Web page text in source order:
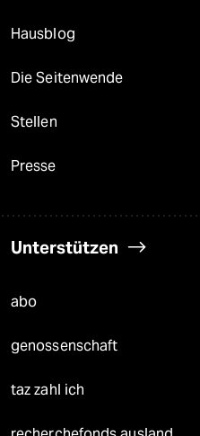
Hausblog
Die Seitenwende
Stellen
Presse
Unterstützen
abo
genossenschaft
taz zahl ich